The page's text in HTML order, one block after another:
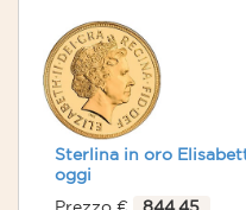
Sterlina in oro
oggi